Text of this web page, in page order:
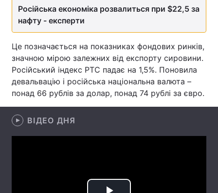
Економіка
Спорт Наука
Техно і зв'язок Лайт
Зброя Інциденти
Здоров'я Туризм
Російська економіка розвалиться при $22,5 за
нафту - експерти
Це позначається на показниках фондових ринків,
значною мірою залежних від експорту сировини.
Російський індекс РТС падає на 1,5%. Поновила
девальвацію і російська національна валюта –
понад 66 рублів за долар, понад 74 рублі за євро.
ВІДЕО ДНЯ